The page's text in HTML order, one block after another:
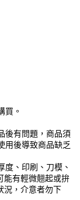
買。
後有問題，商品須
用後導致商品缺乏
度、印刷、刀模、
能有輕微翹起或拚
況，介意者勿下